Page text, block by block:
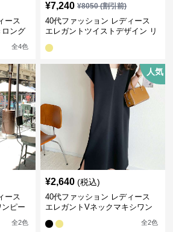
ース
ロング
全4色
¥7,240 ¥8050(割引前)
40代ファッション レディース
エレガントツイストデザイン リ
ース
ピー
全2色
人気
¥2,640 (税込)
40代ファッション レディース
エレガントVネックマキシワン
全2色